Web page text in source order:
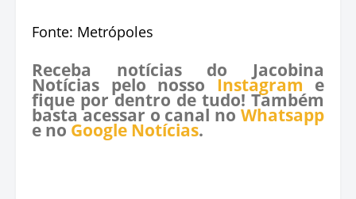
Fonte: Metrópoles
Receba notícias do Jacobina
Notícias pelo nosso Instagram e
fique por dentro de tudo! Também
basta acessar o canal no Whatsapp
e no Google Notícias.